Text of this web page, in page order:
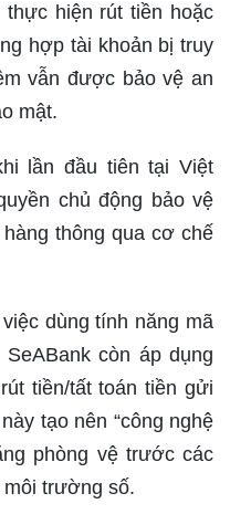
hiện rút tiền hoặc
hợp tài khoản bị truy
vẫn được bảo vệ an
mật.
lần đầu tiên tại Việt
chủ động bảo vệ
thông qua cơ chế
dùng tính năng mã
còn áp dụng
tiền/tất toán tiền gửi
tạo nên “công nghệ
phòng vệ trước các
môi trường số.